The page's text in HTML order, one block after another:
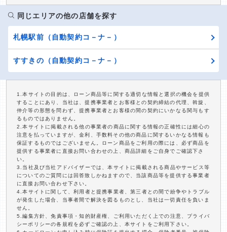
同じエリアの他の店舗を探す
札幌駅前（自動契約コ－ナ－）
すすきの（自動契約コ－ナ－）
1.本サイトの目的は、ローン商品等に関する適切な情報と選択の機会を提供
することにあり、当社は、提携事業者とお客様との契約締結の代理、斡旋、
仲介等の形態を問わず、提携事業者とお客様の間の契約にいかなる関与もす
るものではありません。
2.本サイトに掲載される他の事業者の商品に関する情報の正確性には細心の
注意を払っていますが、金利、手数料その他の商品に関するいかなる情報も
保証するものではございません。ローン商品をご利用の際には、必ず商品を
提供する事業者に直接お問い合わせの上、商品詳細をご自身でご確認下さ
い。
3.当社及び当社アドバイザーでは、本サイトに掲載される商品やサービス等
についてのご質問には回答致しかねますので、当該商品等を提供する事業者
に直接お問い合わせ下さい。
4.本サイトに関して、利用者と提携事業者、第三者との間で紛争やトラブル
が発生した場合、当事者間で解決を図るものとし、当社は一切責任を負いま
せん。
5.編集方針、免責事項・知的財産権、ご利用いただく上での注意、プライバ
シーポリシーの各規程を必ずご確認の上、本サイトをご利用下さい。